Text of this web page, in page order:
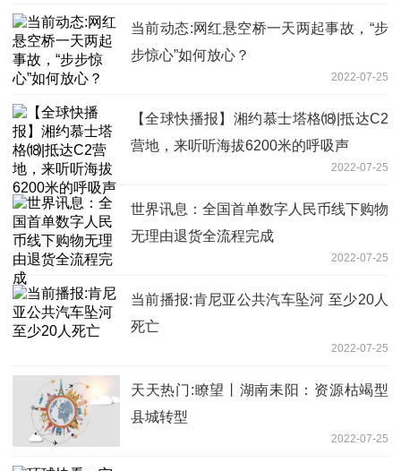
当前动态:网红悬空桥一天两起事故，“步
步惊心”如何放心？
2022-07-25
【全球快播报】湘约慕士塔格⒅|抵达C2
营地，来听听海拔6200米的呼吸声
2022-07-25
世界讯息：全国首单数字人民币线下购物
无理由退货全流程完成
2022-07-25
当前播报:肯尼亚公共汽车坠河 至少20人
死亡
2022-07-25
天天热门:瞭望丨湖南耒阳：资源枯竭型
县城转型
2022-07-25